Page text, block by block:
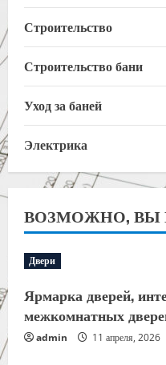
Строительство
Строительство бани
Уход за баней
Электрика
ВОЗМОЖНО, ВЫ
Двери
Ярмарка дверей,
межкомнатных
admin 11 апреля, 2026